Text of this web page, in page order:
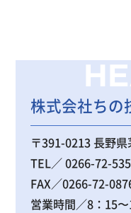
株式会社ちの
〒391-0213 長野
TEL／ 0266-72-
FAX／0266-72-
営業時間／8：15